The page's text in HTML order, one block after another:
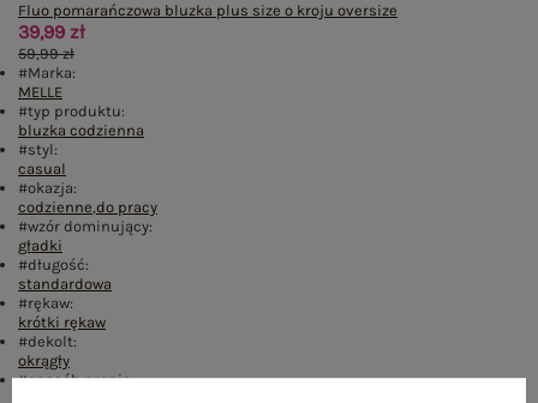
Fluo pomarańczowa bluzka plus size o kroju oversize
39,99 zł
59,99 zł
#Marka:
MELLE
#typ produktu:
bluzka codzienna
#styl:
casual
#okazja:
codzienne,do pracy
#wzór dominujący:
gładki
#długość:
standardowa
#rękaw:
krótki rękaw
#dekolt:
okrągły
#sposób prania :